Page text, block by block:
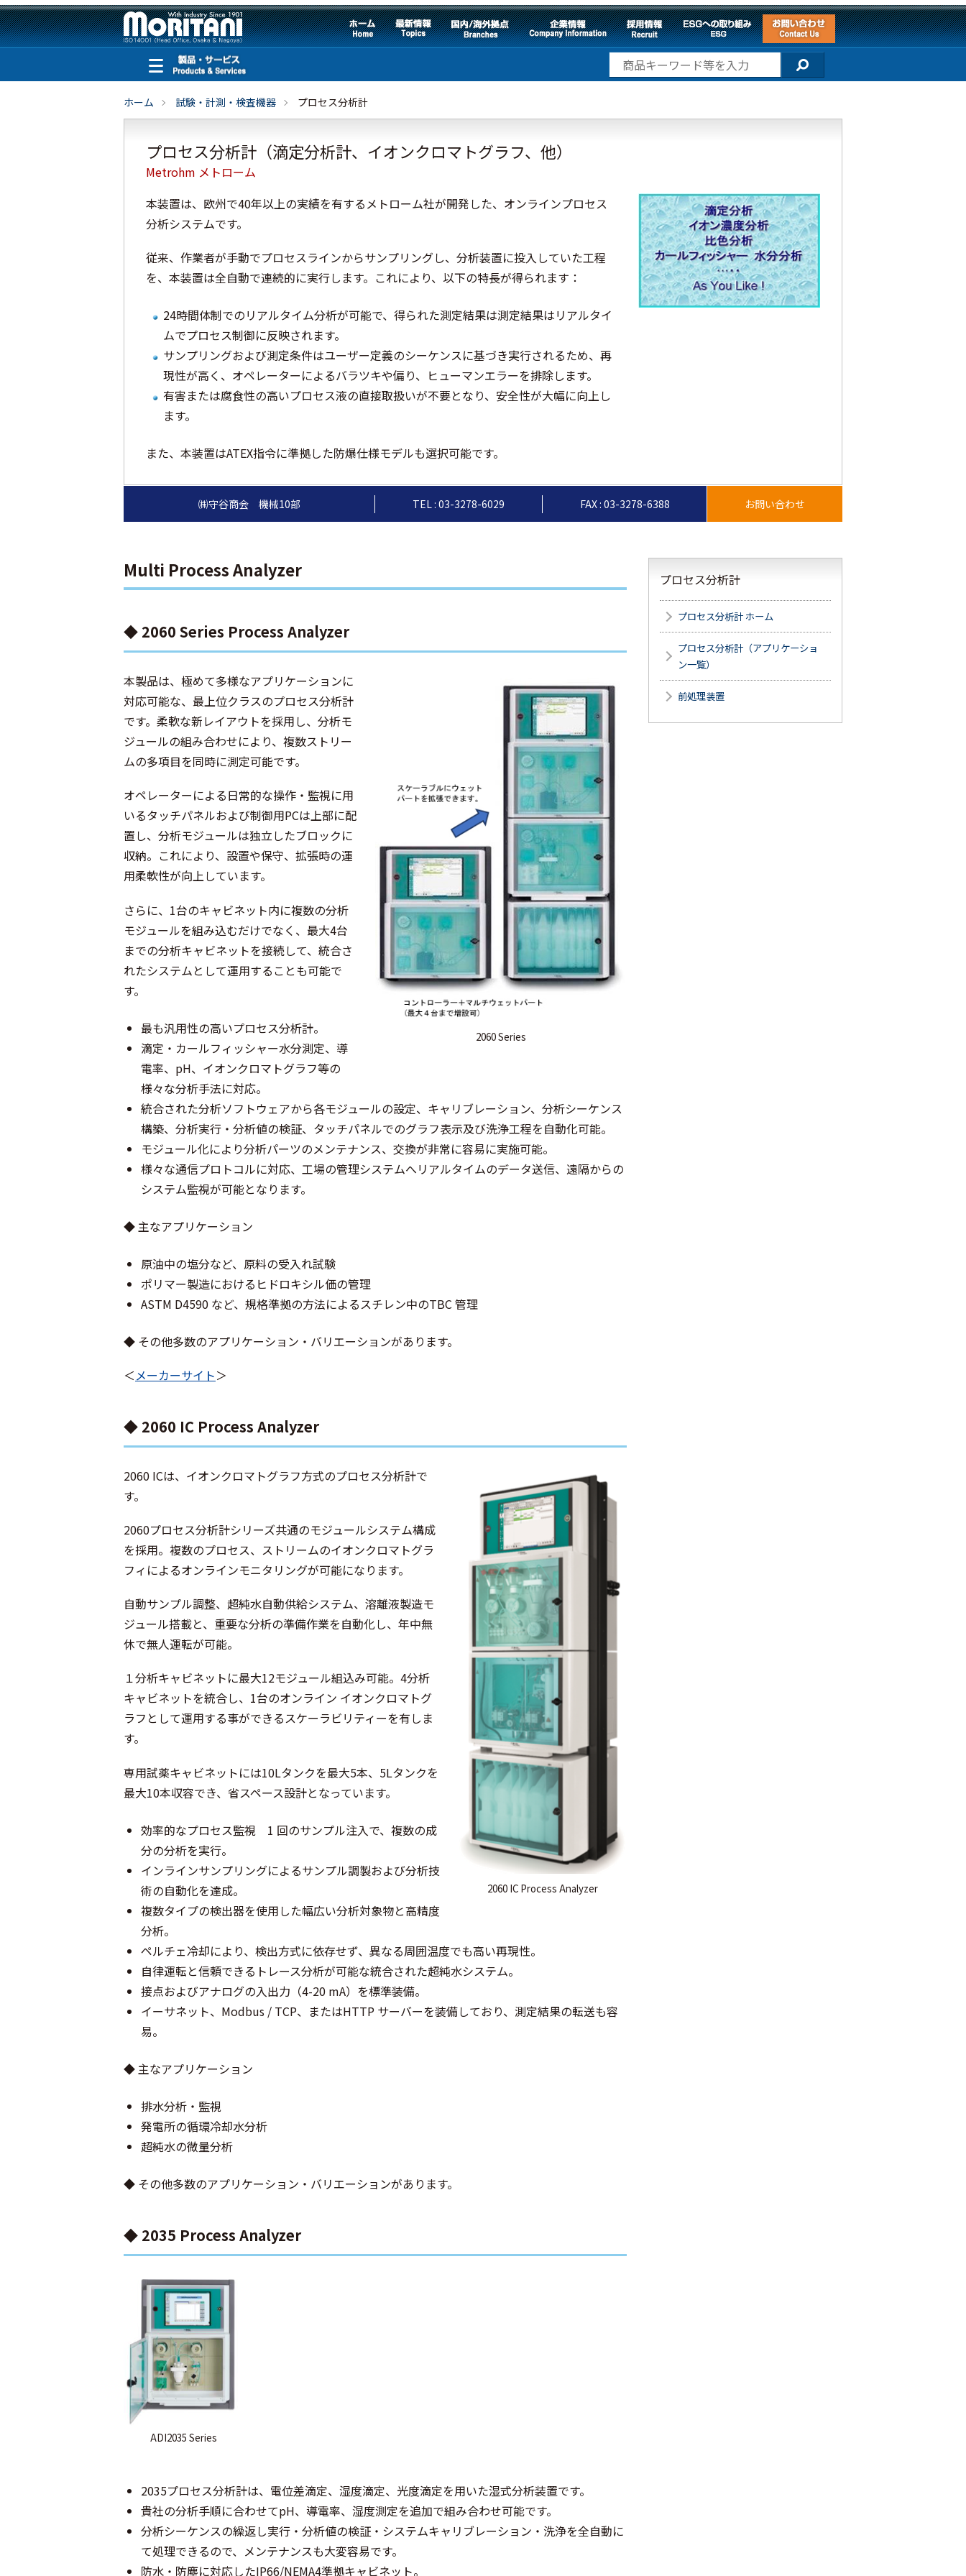
ホーム 試験・計測・検査機器 プロセス分析計
プロセス分析計（滴定分析計、イオンクロマトグラフ、他）
Metrohm メトローム
本装置は、欧州で40年以上の実績を有するメトローム社が開発した、オンラインプロセス
分析システムです。
従来、作業者が手動でプロセスラインからサンプリングし、分析装置に投入していた工程
を、本装置は全自動で連続的に実行します。これにより、以下の特長が得られます：
24時間体制でのリアルタイム分析が可能で、得られた測定結果は測定結果はリアルタイ
ムでプロセス制御に反映されます。
サンプリングおよび測定条件はユーザー定義のシーケンスに基づき実行されるため、再
現性が高く、オペレーターによるバラツキや偏り、ヒューマンエラーを排除します。
有害または腐食性の高いプロセス液の直接取扱いが不要となり、安全性が大幅に向上し
ます。
また、本装置はATEX指令に準拠した防爆仕様モデルも選択可能です。
TEL : 03-3278-6029 FAX : 03-3278-6388
Multi Process Analyzer
◆ 2060 Series Process Analyzer
2060 Series
本製品は、極めて多様なアプリケーションに
対応可能な、最上位クラスのプロセス分析計
です。柔軟な新レイアウトを採用し、分析モ
ジュールの組み合わせにより、複数ストリー
ムの多項目を同時に測定可能です。
オペレーターによる日常的な操作・監視に用
いるタッチパネルおよび制御用PCは上部に配
置し、分析モジュールは独立したブロックに
収納。これにより、設置や保守、拡張時の運
用柔軟性が向上しています。
さらに、1台のキャビネット内に複数の分析
モジュールを組み込むだけでなく、最大4台
までの分析キャビネットを接続して、統合さ
れたシステムとして運用することも可能で
す。
最も汎用性の高いプロセス分析計。
滴定・カールフィッシャー水分測定、導
電率、pH、イオンクロマトグラフ等の
様々な分析手法に対応。
統合された分析ソフトウェアから各モジュールの設定、キャリブレーション、分析シーケンス
構築、分析実行・分析値の検証、タッチパネルでのグラフ表示及び洗浄工程を自動化可能。
モジュール化により分析パーツのメンテナンス、交換が非常に容易に実施可能。
様々な通信プロトコルに対応、工場の管理システムへリアルタイムのデータ送信、遠隔からの
システム監視が可能となります。
◆ 主なアプリケーション
原油中の塩分など、原料の受入れ試験
ポリマー製造におけるヒドロキシル価の管理
ASTM D4590 など、規格準拠の方法によるスチレン中のTBC 管理
◆ その他多数のアプリケーション・バリエーションがあります。
＜ メーカーサイト＞
◆ 2060 IC Process Analyzer
2060 IC Process Analyzer
2060 ICは、イオンクロマトグラフ方式のプロセス分析計で
す。
2060プロセス分析計シリーズ共通のモジュールシステム構成
を採用。複数のプロセス、ストリームのイオンクロマトグラ
フィによるオンラインモニタリングが可能になります。
自動サンプル調整、超純水自動供給システム、溶離液製造モ
ジュール搭載と、重要な分析の準備作業を自動化し、年中無
休で無人運転が可能。
１分析キャビネットに最大12モジュール組込み可能。4分析
キャビネットを統合し、1台のオンライン イオンクロマトグ
ラフとして運用する事ができるスケーラビリティーを有しま
す。
専用試薬キャビネットには10Lタンクを最大5本、5Lタンクを
最大10本収容でき、省スペース設計となっています。
効率的なプロセス監視 1 回のサンプル注入で、複数の成
分の分析を実行。
インラインサンプリングによるサンプル調製および分析技
術の自動化を達成。
複数タイプの検出器を使用した幅広い分析対象物と高精度
分析。
ペルチェ冷却により、検出方式に依存せず、異なる周囲温度でも高い再現性。
自律運転と信頼できるトレース分析が可能な統合された超純水システム。
接点およびアナログの入出力（4-20 mA）を標準装備。
イーサネット、Modbus / TCP、またはHTTP サーバーを装備しており、測定結果の転送も容
易。
◆ 主なアプリケーション
排水分析・監視
発電所の循環冷却水分析
超純水の微量分析
◆ その他多数のアプリケーション・バリエーションがあります。
◆ 2035 Process Analyzer
ADI2035 Series
2035プロセス分析計は、電位差滴定、湿度滴定、光度滴定を用いた湿式分析装置です。
貴社の分析手順に合わせてpH、導電率、湿度測定を追加で組み合わせ可能です。
分析シーケンスの繰返し実行・分析値の検証・システムキャリブレーション・洗浄を全自動に
て処理できるので、メンテナンスも大変容易です。
防水・防塵に対応したIP66/NEMA4準拠キャビネット。
プロセス分析計
プロセス分析計 ホーム
プロセス分析計（アプリケーショ
ン一覧）
前処理装置